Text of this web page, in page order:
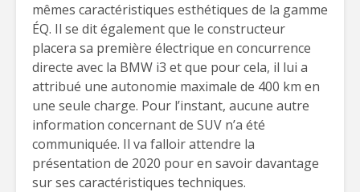
mêmes caractéristiques esthétiques de la gamme
ÉQ. Il se dit également que le constructeur
placera sa première électrique en concurrence
directe avec la BMW i3 et que pour cela, il lui a
attribué une autonomie maximale de 400 km en
une seule charge. Pour l’instant, aucune autre
information concernant de SUV n’a été
communiquée. Il va falloir attendre la
présentation de 2020 pour en savoir davantage
sur ses caractéristiques techniques.